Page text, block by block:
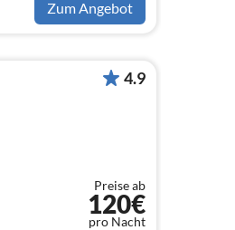
Zum Angebot
4.9
Preise ab
120€
pro Nacht